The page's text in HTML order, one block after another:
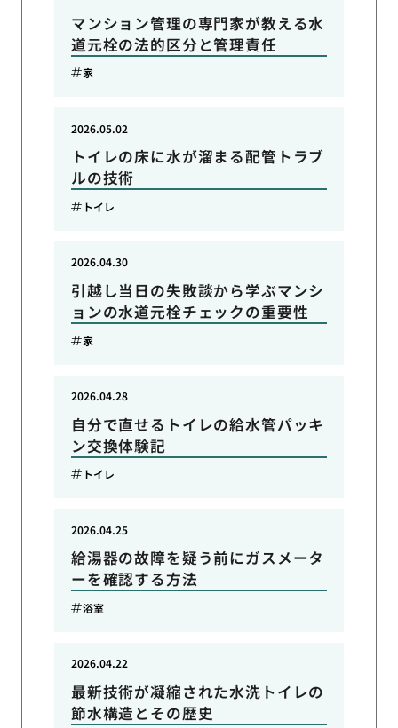
マンション管理の専門家が教える水
道元栓の法的区分と管理責任
家
トイレの床に水が溜まる配管トラブ
ルの技術
2026.05.02
トイレ
引越し当日の失敗談から学ぶマンシ
ョンの水道元栓チェックの重要性
2026.04.30
家
自分で直せるトイレの給水管パッキ
ン交換体験記
2026.04.28
トイレ
給湯器の故障を疑う前にガスメータ
ーを確認する方法
2026.04.25
浴室
最新技術が凝縮された水洗トイレの
節水構造とその歴史
2026.04.22